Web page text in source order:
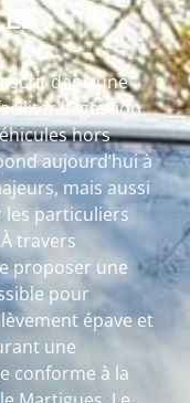
dans une
la gestion
hors
aujourd’hui à
mais aussi
les particuliers
travers
proposer une
pour
épave et
une
conforme à la